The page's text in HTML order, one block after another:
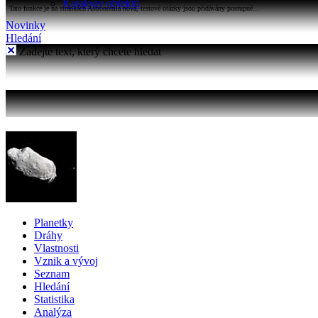
Katalogy objektů
Tato funkce je na stránkách Astronomia nová, testové otázky jsou přidávány postupně...
Novinky
Hledání
Zadejte text, který chcete hledat
Planetky
Dráhy
Vlastnosti
Vznik a vývoj
Seznam
Hledání
Statistika
Analýza